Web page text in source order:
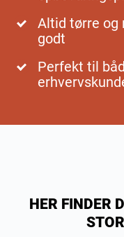
Altid tørre og
godt
Perfekt til
HER FINDER